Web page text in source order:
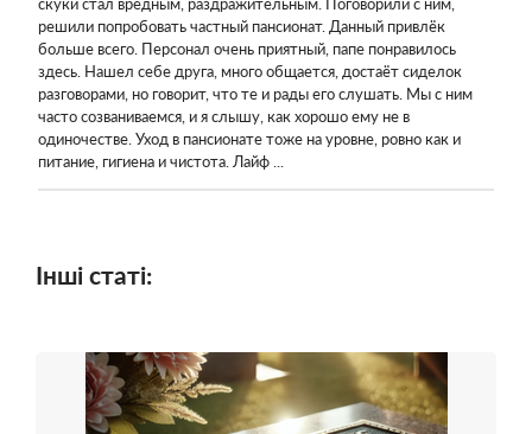
решили попробовать частный пансионат. Данный привлёк
больше всего. Персонал очень приятный, папе понравилось
здесь. Нашел себе друга, много общается, достаёт сиделок
разговорами, но говорит, что те и рады его слушать. Мы с ним
часто созваниваемся, и я слышу, как хорошо ему не в
одиночестве. Уход в пансионате тоже на уровне, ровно как и
питание, гигиена и чистота. Лайф ...
Інші статі: